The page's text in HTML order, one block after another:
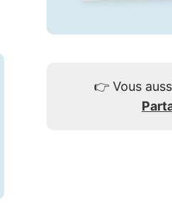
👉Vous